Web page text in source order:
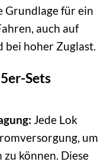
Grundlage für ein
auch auf
bei hoher Zuglast.
Sets
Jede Lok
um
können. Diese